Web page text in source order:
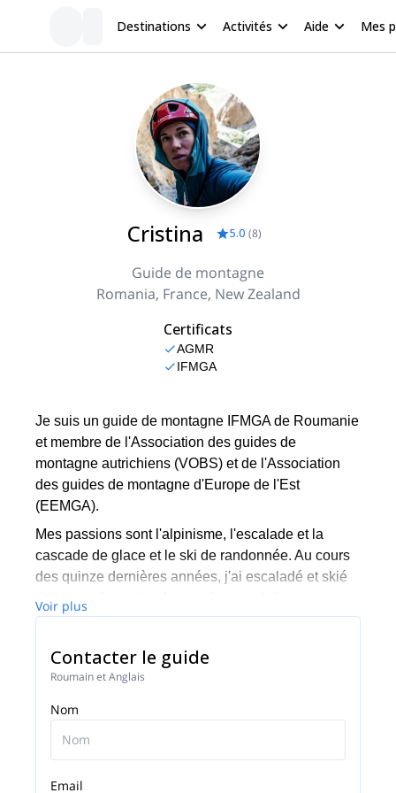
Destinations Activités Aide Mes
Cristina 5.0 (8)
Guide de montagne
Romania, France, New Zealand
Certificats
AGMR
IFMGA
Je suis un guide de montagne IFMGA de Roumanie
et membre de l'Association des guides de
montagne autrichiens (VOBS) et de l'Association
des guides de montagne d'Europe de l'Est
(EEMGA).
Mes passions sont l'alpinisme, l'escalade et la
cascade de glace et le ski de randonnée. Au cours
des quinze dernières années, j'ai escaladé et skié
dans tous les coins du monde, passé de
nombreuses saisons en tant que guide dans
dans les Carpates.
votre sécurité. Avec cela vient beaucoup de plaisir,
d'apprentissage et d'engagement dans des
Voir plus
Contacter le guide
Roumain et Anglais
Nom
Email